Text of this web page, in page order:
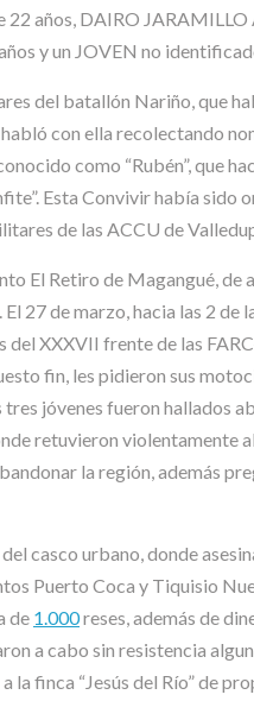
años, DAIRO
y un JOVEN no
del batallón Nariño, que
con ella recolectando
como “Rubén”, que
Esta Convivir había
de las ACCU de
El Retiro de Magangué,
27 de marzo, hacia las 2
XXXVII frente de las
fin, les pidieron sus
jóvenes fueron hallados
retuvieron violentamente
la región, además
casco urbano, donde
Puerto Coca y Tiquisio
de 1.000reses, además de
a cabo sin resistencia
finca “Jesús del Río” de